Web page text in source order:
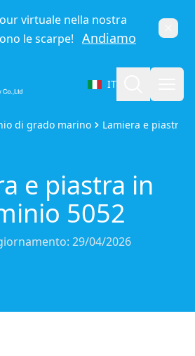
virtuale nella nostra
le scarpe! Andiamo Chiudi
IT
Seleziona lingua
di grado marino Lamiera e piastra
e piastra in
5052
29/04/2026